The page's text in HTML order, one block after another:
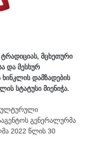
მცხეთური
და მესხურ
დამზადების
სტატუსი მიენიჭა.
კულტურული
გენერალურმა
2022 წლის 30